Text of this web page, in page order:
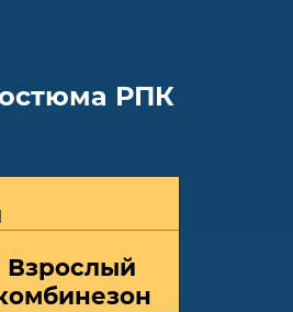
РПК
Взрослый